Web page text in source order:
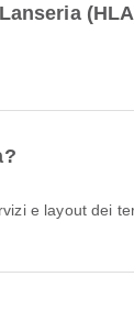
e layout dei